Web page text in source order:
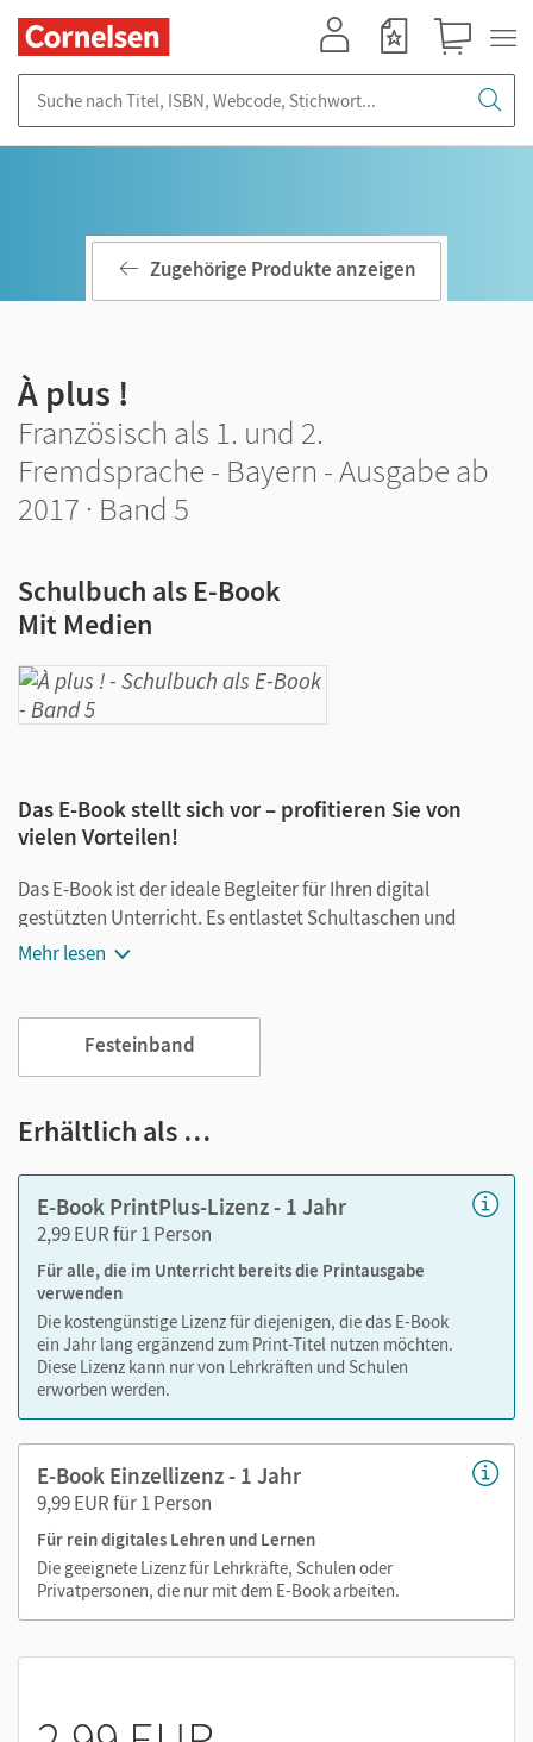
Zugehörige Produkte anzeigen
À plus !
Französisch als 1. und 2.
Fremdsprache - Bayern - Ausgabe ab
2017 · Band 5
Schulbuch als E-Book
Mit Medien
Das E-Book stellt sich vor – profitieren Sie von
vielen Vorteilen!
Das E-Book ist der ideale Begleiter für Ihren digital
gestützten Unterricht. Es entlastet Schultaschen und
Rucksäcke und ist jederzeit unkompliziert verfügbar.
Notizen erstellen
Text ergänzen
im Text suchen
zoomen
Die Medien sind wichtige Bestandteile dieses E-Books. Sie
sind seitengenau platziert, damit Sie und Ihre Schüler/-innen
jederzeit unkompliziert darauf zugreifen können. So
gestalten Sie das Lehren und Lernen zeitsparend und
abwechslungsreich. Kein Medienwechsel! Kein
zeitaufwendiges Suchen!
Medien in diesem E-Book:
Audios
Videos
Links zu zusätzlichen Materialien
Mehr lesen
Festeinband
Erhältlich als …
E-Book PrintPlus-Lizenz - 1 Jahr
2,99 EUR für 1 Person
Für alle, die im Unterricht bereits die Printausgabe
verwenden
Die kostengünstige Lizenz für diejenigen, die das E-Book
ein Jahr lang ergänzend zum Print-Titel nutzen möchten.
Diese Lizenz kann nur von Lehrkräften und Schulen
erworben werden.
E-Book Einzellizenz - 1 Jahr
9,99 EUR für 1 Person
Für rein digitales Lehren und Lernen
Die geeignete Lizenz für Lehrkräfte, Schulen oder
Privatpersonen, die nur mit dem E-Book arbeiten.